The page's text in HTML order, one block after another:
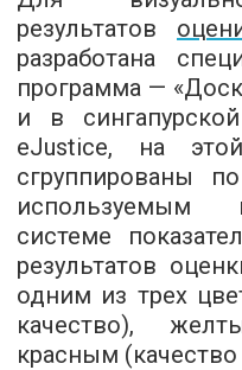
результатов
разработана
программа —
и в
eJustice, на
сгруппированы
используемым
системе
результатов
одним из трех
качество),
красным